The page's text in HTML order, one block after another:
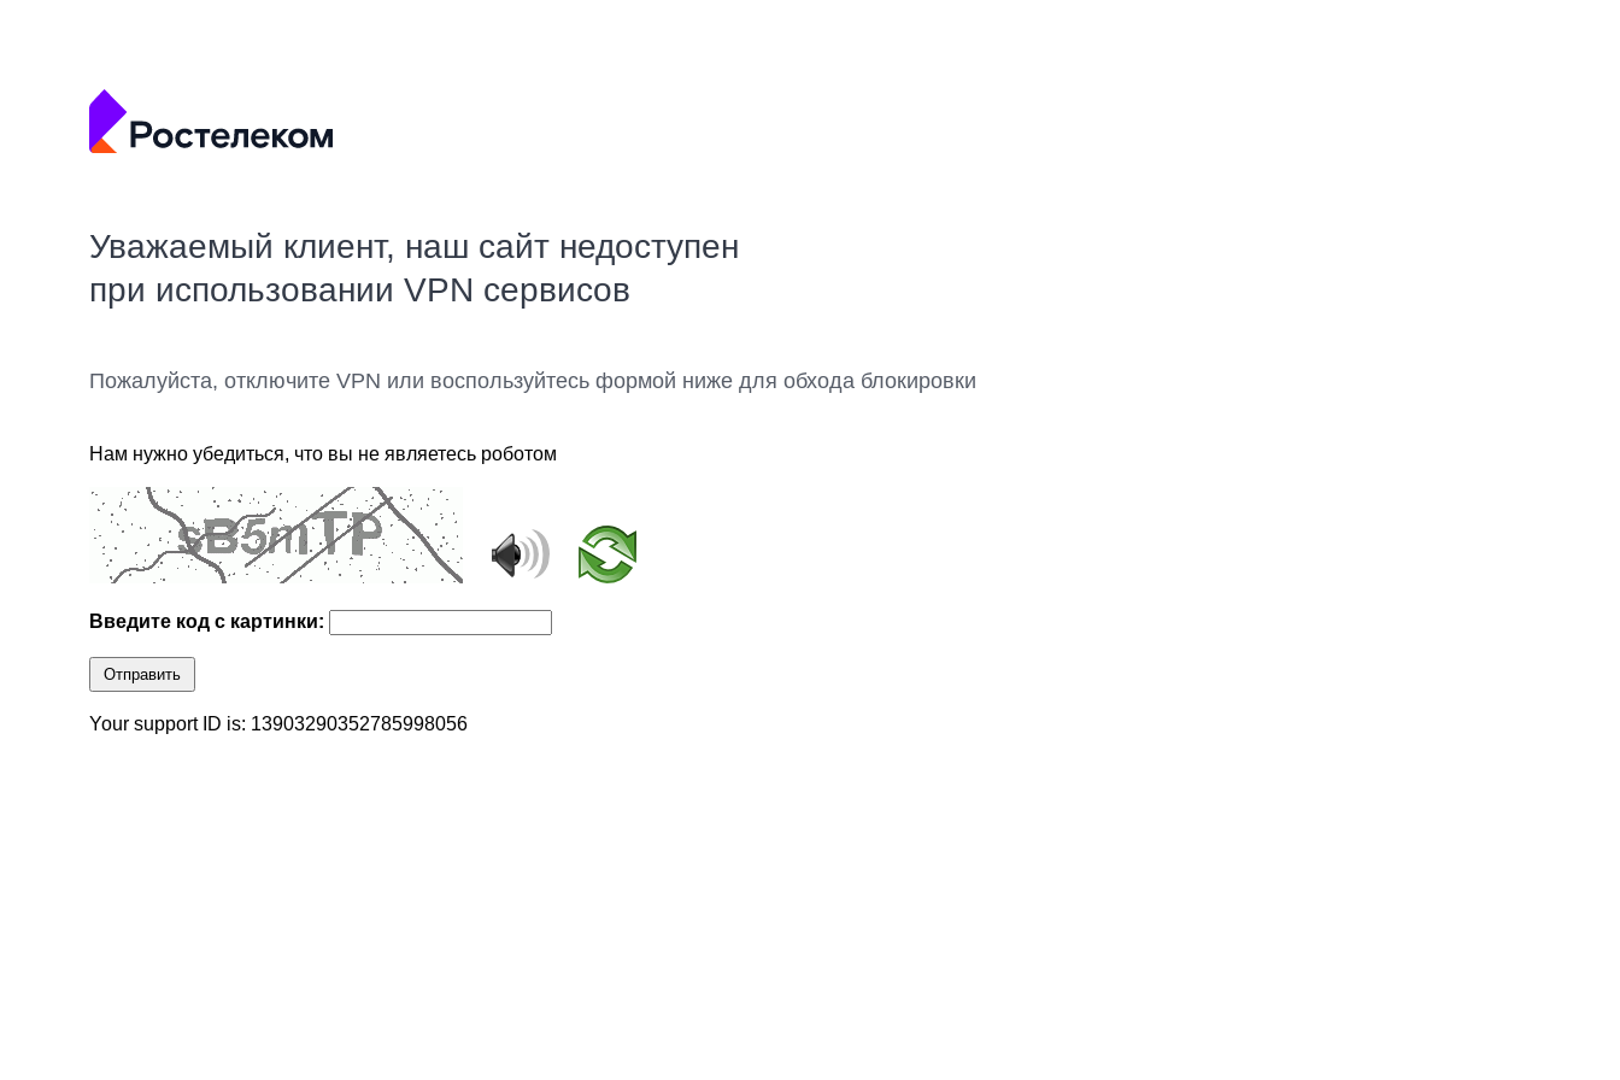
Уважаемый клиент, наш сайт недоступен
при использовании VPN сервисов
Пожалуйста, отключите VPN или воспользуйтесь формой ниже для обхода блокировки
Нам нужно убедиться, что вы не являетесь роботом
Введите код с картинки:
Отправить
Your support ID is: 13903290352785998056